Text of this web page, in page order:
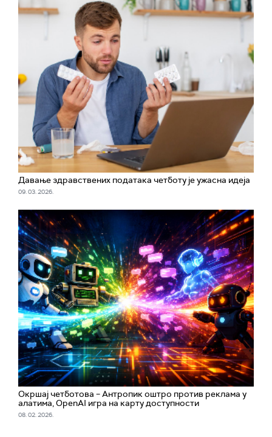
Давање здравствених података четботу је ужасна идеја
09. 03. 2026.
Окршај четботова – Антропик оштро против реклама у
алатима, OpenAI игра на карту доступности
08. 02. 2026.